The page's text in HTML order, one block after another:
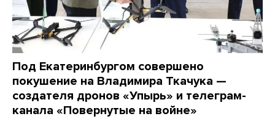
Под Екатеринбургом совершено
покушение на Владимира Ткачука —
создателя дронов «Упырь» и телеграм-
канала «Повернутые на войне»